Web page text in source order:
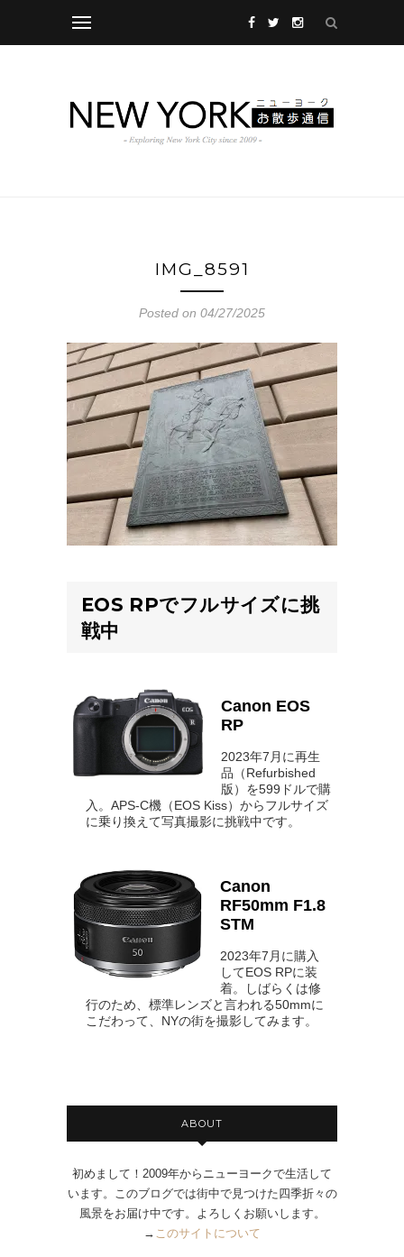
IMG_8591
Posted on 04/27/2025
EOS RPでフルサイズに挑
戦中
Canon EOS
RP
2023年7月に再生
品（Refurbished
版）を599ドルで購
入。APS-C機（EOS Kiss）からフルサイズ
に乗り換えて写真撮影に挑戦中です。
Canon
RF50mm F1.8
STM
2023年7月に購入
してEOS RPに装
着。しばらくは修
行のため、標準レンズと言われる50mmに
こだわって、NYの街を撮影してみます。
ABOUT
初めまして！2009年からニューヨークで生活して
います。このブログでは街中で見つけた四季折々の
風景をお届け中です。よろしくお願いします。
→ このサイトについて